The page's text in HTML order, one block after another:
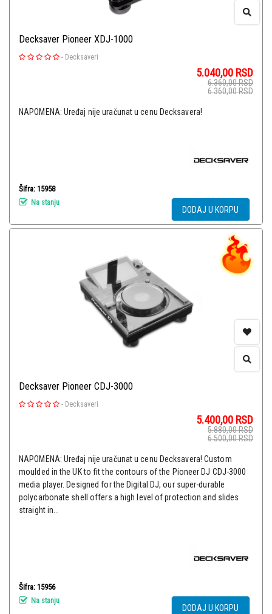
Decksaver Pioneer XDJ-1000
- Decksaveri
5.040,00 RSD
6.360,00RSD
6.360,00RSD
NAPOMENA: Uređaj nije uračunat u cenu Decksavera!
Šifra: 15958
Na stanju
DODAJ U KORPU
Decksaver Pioneer CDJ-3000
- Decksaveri
5.400,00 RSD
5.880,00RSD
6.500,00RSD
NAPOMENA: Uređaj nije uračunat u cenu Decksavera! Custom
moulded in the UK to fit the contours of the Pioneer DJ CDJ-3000
media player. Designed for the Digital DJ, our super-durable
polycarbonate shell offers a high level of protection and slides
straight in...
Šifra: 15956
Na stanju
DODAJ U KORPU